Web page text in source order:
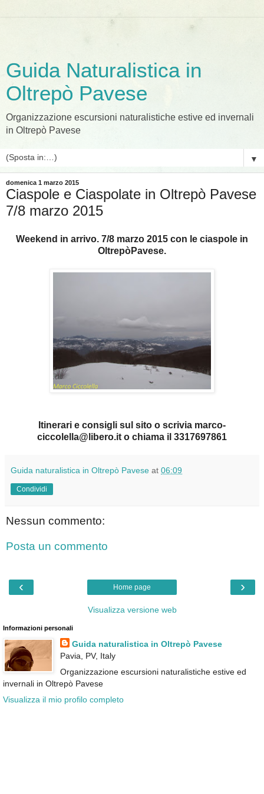
Guida Naturalistica in
Oltrepò Pavese
Organizzazione escursioni naturalistiche estive ed invernali
in Oltrepò Pavese
▼
domenica 1 marzo 2015
Ciaspole e Ciaspolate in Oltrepò Pavese
7/8 marzo 2015
Weekend in arrivo. 7/8 marzo 2015 con le ciaspole in
OltrepòPavese.
Itinerari e consigli sul sito o scrivia marco-
ciccolella@libero.it o chiama il 3317697861
Guida naturalistica in Oltrepò Pavese at 06:09
Condividi
Nessun commento:
Posta un commento
‹ ›
Home page
Visualizza versione web
Informazioni personali
Guida naturalistica in Oltrepò Pavese
Pavia, PV, Italy
Organizzazione escursioni naturalistiche estive ed
invernali in Oltrepò Pavese
Visualizza il mio profilo completo